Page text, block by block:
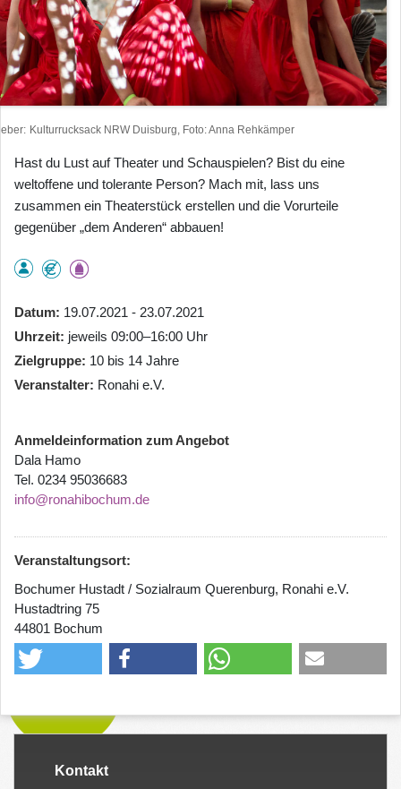
Kulturrucksack NRW Duisburg, Foto: Anna Rehkämper
Hast du Lust auf Theater und Schauspielen? Bist du eine
weltoffene und tolerante Person? Mach mit, lass uns
zusammen ein Theaterstück erstellen und die Vorurteile
gegenüber „dem Anderen“ abbauen!
Datum 19.07.2021 - 23.07.2021
Uhrzeit jeweils 09:00–16:00 Uhr
Zielgruppe 10 bis 14 Jahre
Veranstalter Ronahi e.V.
Anmeldeinformation zum Angebot
Dala Hamo
Tel. 0234 95036683
info@ronahibochum.de
Veranstaltungsort:
Bochumer Hustadt / Sozialraum Querenburg, Ronahi e.V.
Hustadtring 75
44801 Bochum
Kontakt